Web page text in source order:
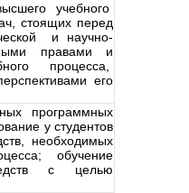
учебного
стоящих перед
и научно-
правами и
процесса,
его
программных
у студентов
необходимых
обучение
с целью